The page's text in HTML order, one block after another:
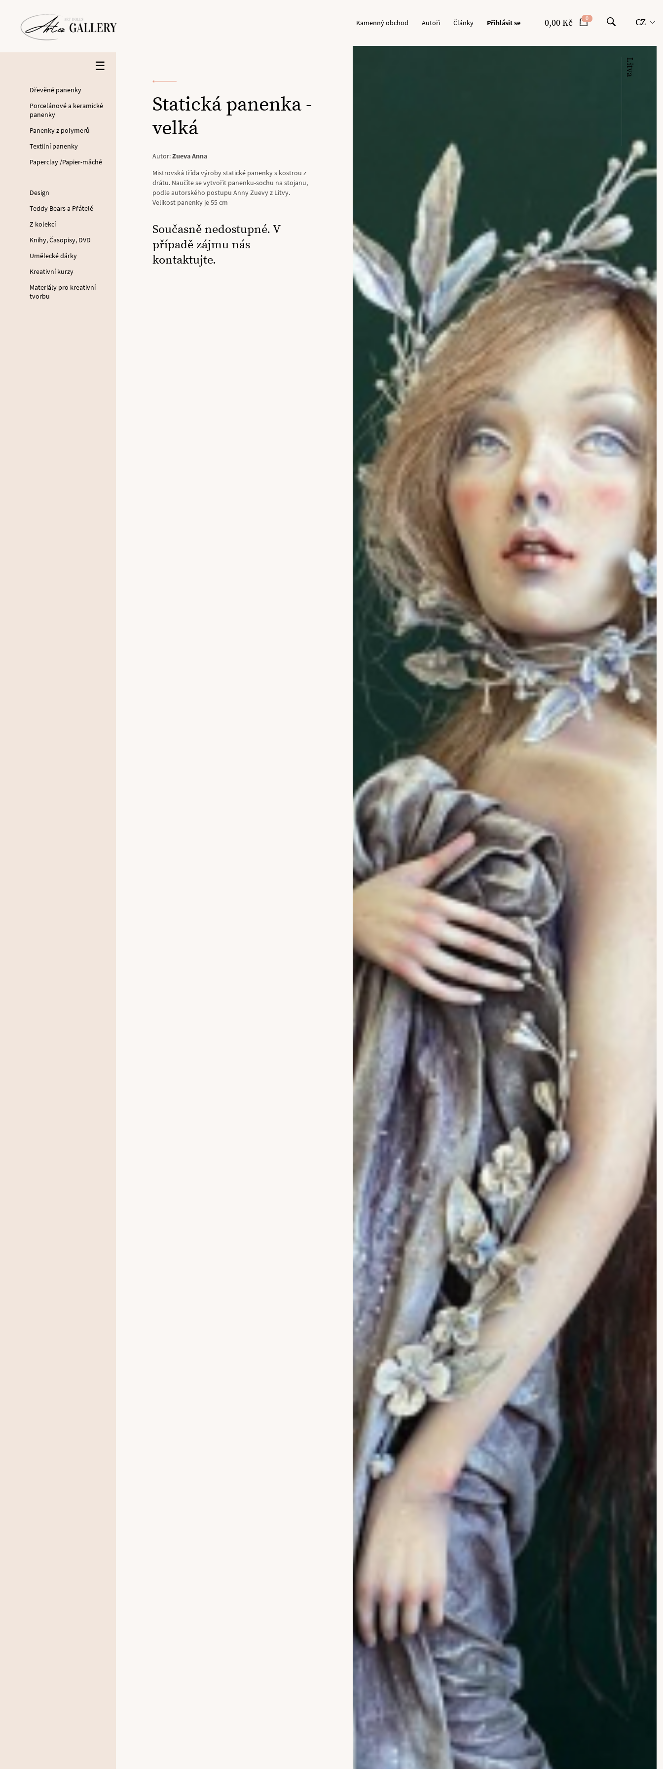
☰
Dřevěné panenky
Porcelánové a keramické
panenky
Panenky z polymerů
Textilní panenky
Paperclay /Papier-mâché
Design
Teddy Bears a Přátelé
Z kolekcí
Knihy, Časopisy, DVD
Umělecké dárky
Kreativní kurzy
Materiály pro kreativní
tvorbu
Kamenný obchod Autoři Články Přihlásit se 0,00 Kč 0 CZ
Statická panenka -
velká
Autor:Zueva Anna
Mistrovská třída výroby statické panenky s kostrou z
drátu. Naučíte se vytvořit panenku-sochu na stojanu,
podle autorského postupu Anny Zuevy z Litvy.
Velikost panenky je 55 cm
Současně nedostupné. V
případě zájmu nás
kontaktujte.
Litva